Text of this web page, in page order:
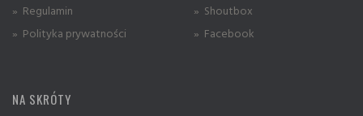
» Regulamin
» Polityka prywatności
» Shoutbox
» Facebook
NA SKRÓTY